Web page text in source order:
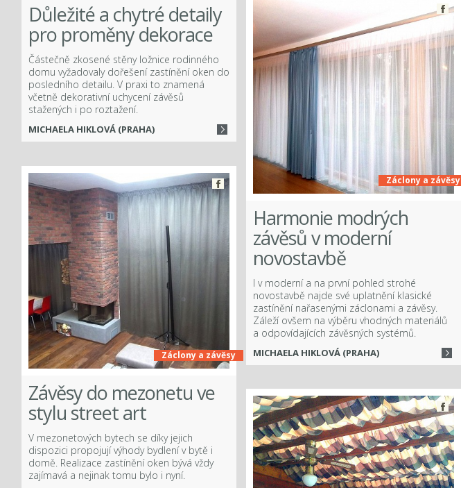
Důležité a chytré detaily
pro proměny dekorace
Částečně zkosené stěny ložnice rodinného
domu vyžadovaly dořešení zastínění oken do
posledního detailu. V praxi to znamená
včetně dekorativní uchycení závěsů
stažených i po roztažení.
MICHAELA HIKLOVÁ (PRAHA)
Více
Záclony a závěsy
Harmonie modrých
závěsů v moderní
novostavbě
I v moderní a na první pohled strohé
novostavbě najde své uplatnění klasické
zastínění nařasenými záclonami a závěsy.
Záleží ovšem na výběru vhodných materiálů
a odpovídajících závěsných systémů.
MICHAELA HIKLOVÁ (PRAHA)
Záclony a závěsy
Závěsy do mezonetu ve
stylu street art
V mezonetových bytech se díky jejich
dispozici propojují výhody bydlení v bytě i
domě. Realizace zastínění oken bývá vždy
zajímavá a nejinak tomu bylo i nyní.
Facebook